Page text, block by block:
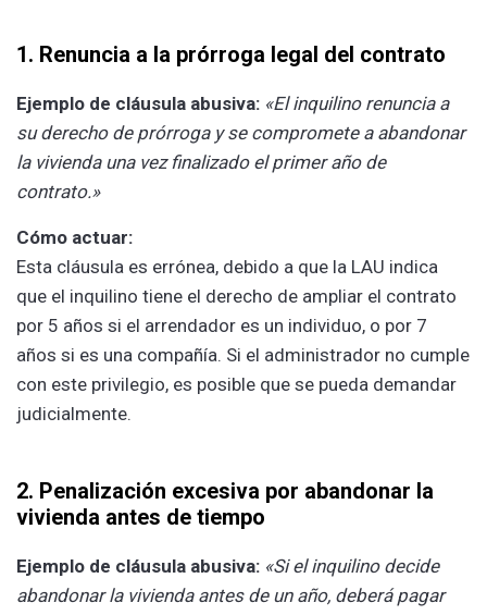
1. Renuncia a la prórroga legal del contrato
Ejemplo de cláusula abusiva: «El inquilino renuncia a
su derecho de prórroga y se compromete a abandonar
la vivienda una vez finalizado el primer año de
contrato.»
Cómo actuar:
Esta cláusula es errónea, debido a que la LAU indica
que el inquilino tiene el derecho de ampliar el contrato
por 5 años si el arrendador es un individuo, o por 7
años si es una compañía. Si el administrador no cumple
con este privilegio, es posible que se pueda demandar
judicialmente.
2. Penalización excesiva por abandonar la
vivienda antes de tiempo
Ejemplo de cláusula abusiva: «Si el inquilino decide
abandonar la vivienda antes de un año, deberá pagar